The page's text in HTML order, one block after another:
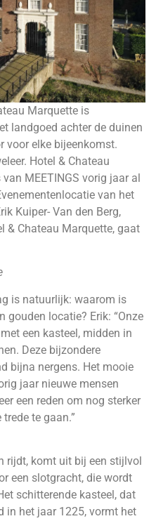
Marquette is
landgoed achter de duinen
voor elke bijeenkomst.
Hotel & Chateau
MEETINGS vorig jaar al
van het
Kuiper- Van den Berg,
& Chateau Marquette, gaat
is natuurlijk: waarom is
gouden locatie? Erik: “Onze
een kasteel, midden in
Deze bijzondere
bijna nergens. Het mooie
jaar nieuwe mensen
een reden om nog sterker
te gaan.”
rijdt, komt uit bij een stijlvol
een slotgracht, die wordt
schitterende kasteel, dat
in het jaar 1225, vormt het